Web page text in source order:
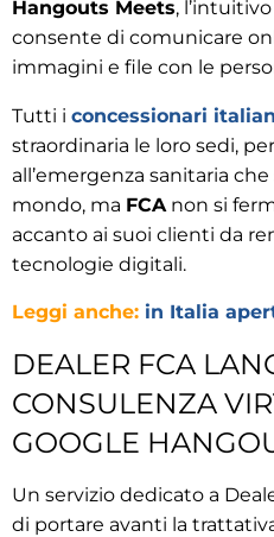
Hangouts Meets,
consente di comunicare
immagini e file con le
Tutti i concessionari
straordinaria le loro sedi,
all’emergenza sanitaria
mondo, ma FCA non si
accanto ai suoi clienti da
tecnologie digitali.
Leggi anche: in Italia
DEALER FCA
CONSULENZA
GOOGLE
Un servizio dedicato a
di portare avanti la